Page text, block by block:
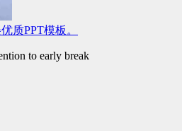
质PPT模板。
to early break